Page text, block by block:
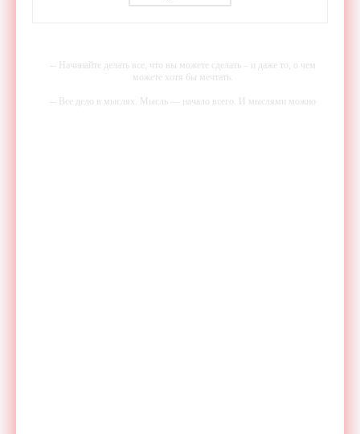
-- Начинайте делать все, что вы можете сделать – и даже то, о чем
можете хотя бы мечтать.
-- Все дело в мыслях. Мысль — начало всего. И мыслями можно